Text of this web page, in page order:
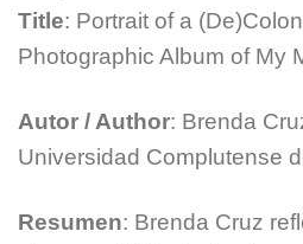
Title: Portrait of a
Photographic Album of My
Autor / Author: Brenda
Universidad Complutense
Resumen: Brenda Cruz